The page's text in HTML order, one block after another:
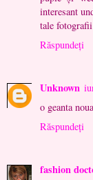
interesant
tale
Răspundeți
Unknown
o geanta
Răspundeți
fashion